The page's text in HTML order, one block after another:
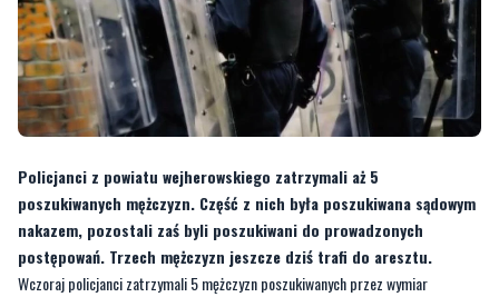
Policjanci z powiatu wejherowskiego zatrzymali aż 5
poszukiwanych mężczyzn. Część z nich była poszukiwana sądowym
nakazem, pozostali zaś byli poszukiwani do prowadzonych
postępowań. Trzech mężczyzn jeszcze dziś trafi do aresztu.
Wczoraj policjanci zatrzymali 5 mężczyzn poszukiwanych przez wymiar